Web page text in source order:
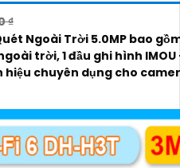
₫
Ngoài Trời 5.0MP bao
trời, 1 đầu ghi hình IMOU
hiệu chuyên dụng cho